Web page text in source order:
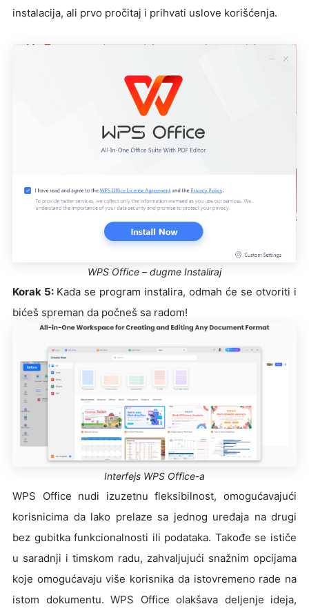
instalacija, ali prvo pročitaj i prihvati uslove korišćenja.
WPS Office – dugme Instaliraj
Korak 5: Kada se program instalira, odmah će se otvoriti i
bićeš spreman da počneš sa radom!
Interfejs WPS Office-a
WPS Office nudi izuzetnu fleksibilnost, omogućavajući
korisnicima da lako prelaze sa jednog uređaja na drugi
bez gubitka funkcionalnosti ili podataka. Takođe se ističe
u saradnji i timskom radu, zahvaljujući snažnim opcijama
koje omogućavaju više korisnika da istovremeno rade na
istom dokumentu. WPS Office olakšava deljenje ideja,